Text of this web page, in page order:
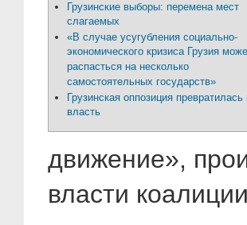
Грузинские выборы: перемена мест
слагаемых
«В случае усугубления социально-
экономического кризиса Грузия
распасться на несколько
самостоятельных государств»
Грузинская оппозиция превратилась
власть
движение»,
власти